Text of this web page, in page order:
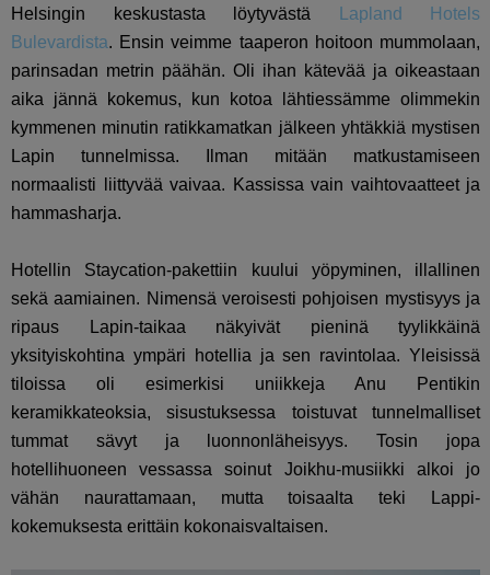
Helsingin keskustasta löytyvästä
Lapland Hotels
Bulevardista. Ensin veimme taaperon hoitoon mummolaan,
parinsadan metrin päähän. Oli ihan kätevää ja oikeastaan
aika jännä kokemus, kun kotoa lähtiessämme olimmekin
kymmenen minutin ratikkamatkan jälkeen yhtäkkiä mystisen
Lapin tunnelmissa. Ilman mitään matkustamiseen
normaalisti liittyvää vaivaa. Kassissa vain vaihtovaatteet ja
hammasharja.
Hotellin Staycation-pakettiin kuului yöpyminen, illallinen
sekä aamiainen. Nimensä veroisesti pohjoisen mystisyys ja
ripaus Lapin-taikaa näkyivät pieninä tyylikkäinä
yksityiskohtina ympäri hotellia ja sen ravintolaa. Yleisissä
tiloissa oli esimerkisi uniikkeja Anu Pentikin
keramikkateoksia, sisustuksessa toistuvat tunnelmalliset
tummat sävyt ja luonnonläheisyys. Tosin jopa
hotellihuoneen vessassa soinut Joikhu-musiikki alkoi jo
vähän naurattamaan, mutta toisaalta teki Lappi-
kokemuksesta erittäin kokonaisvaltaisen.